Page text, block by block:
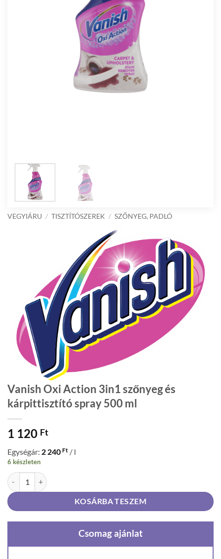
VEGYIÁRU / TISZTÍTÓSZEREK / SZŐNYEG, PADLÓ
Vanish Oxi Action 3in1 szőnyeg és
kárpittisztító spray 500 ml
1 120 Ft
Egységár: 2 240 Ft / l
6 készleten
Vanish Oxi Action 3in1 szőnyeg és kárpittisztító spray 500 ml
KOSÁRBA TESZEM
Csomag ajánlat